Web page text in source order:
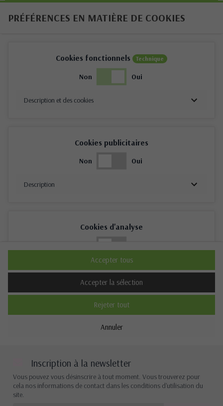
PRÉFÉRENCES EN MATIÈRE DE COOKIES
Cookies fonctionnels Technique
Non Oui
Description et des cookies
Cookies publicitaires
Non Oui
Description
Cookies d'analyse
Description
Cookies de performance
Annuler
Rejeter tout
Accepter la sélection
Accepter tous
Inscription à la newsletter
Vous pouvez vous désinscrire à tout moment. Vous trouverez pour
cela nos informations de contact dans les conditions d'utilisation du
site.